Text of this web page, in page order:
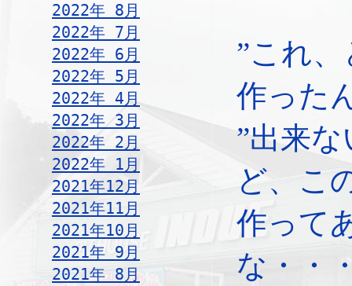
2022年 8月
2022年 7月
2022年 6月
2022年 5月
2022年 4月
2022年 3月
2022年 2月
2022年 1月
2021年12月
2021年11月
2021年10月
2021年 9月
2021年 8月
”これ
作った
”出来
ど、こ
作って
な・・